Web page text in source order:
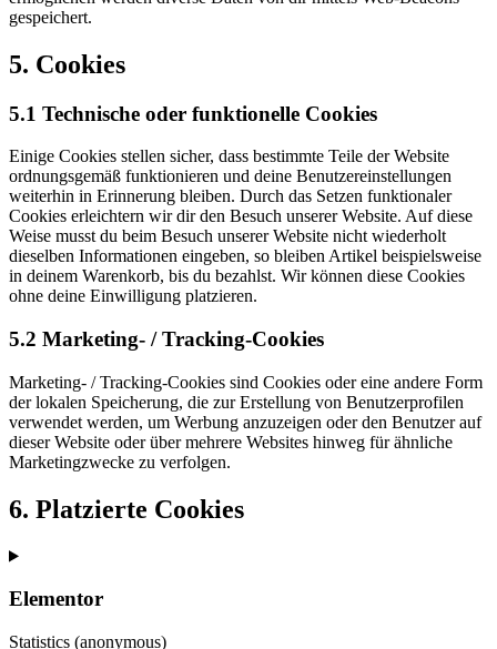
gespeichert.
5. Cookies
5.1 Technische oder funktionelle Cookies
Einige Cookies stellen sicher, dass bestimmte Teile der Website
ordnungsgemäß funktionieren und deine Benutzereinstellungen
weiterhin in Erinnerung bleiben. Durch das Setzen funktionaler
Cookies erleichtern wir dir den Besuch unserer Website. Auf diese
Weise musst du beim Besuch unserer Website nicht wiederholt
dieselben Informationen eingeben, so bleiben Artikel beispielsweise
in deinem Warenkorb, bis du bezahlst. Wir können diese Cookies
ohne deine Einwilligung platzieren.
5.2 Marketing- / Tracking-Cookies
Marketing- / Tracking-Cookies sind Cookies oder eine andere Form
der lokalen Speicherung, die zur Erstellung von Benutzerprofilen
verwendet werden, um Werbung anzuzeigen oder den Benutzer auf
dieser Website oder über mehrere Websites hinweg für ähnliche
Marketingzwecke zu verfolgen.
6. Platzierte Cookies
Elementor
Statistics (anonymous)